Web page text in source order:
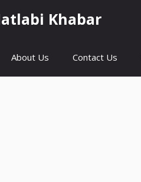
Khabar
About Us Contact Us